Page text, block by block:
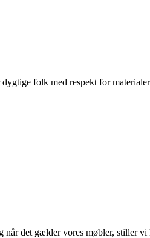
folk med respekt for
når det gælder vores møbler, stiller